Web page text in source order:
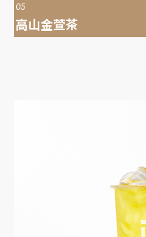
05
高山金萱茶